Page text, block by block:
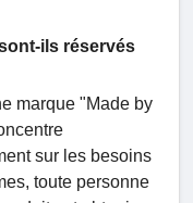
ils réservés
marque "Made by
sur les besoins
toute personne